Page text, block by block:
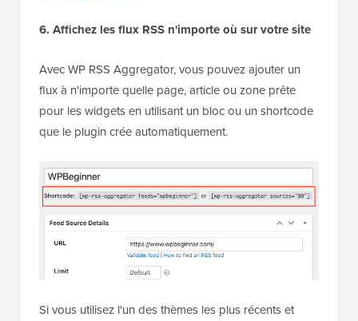
6. Affichez les flux RSS n'importe où sur votre site
Avec WP RSS Aggregator, vous pouvez ajouter un
flux à n'importe quelle page, article ou zone prête
pour les widgets en utilisant un bloc ou un shortcode
que le plugin crée automatiquement.
Si vous utilisez l'un des thèmes les plus récents et